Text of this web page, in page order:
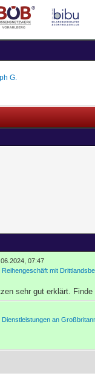
G.
07:47
Reihengeschäft mit
sehr gut erklärt.
an